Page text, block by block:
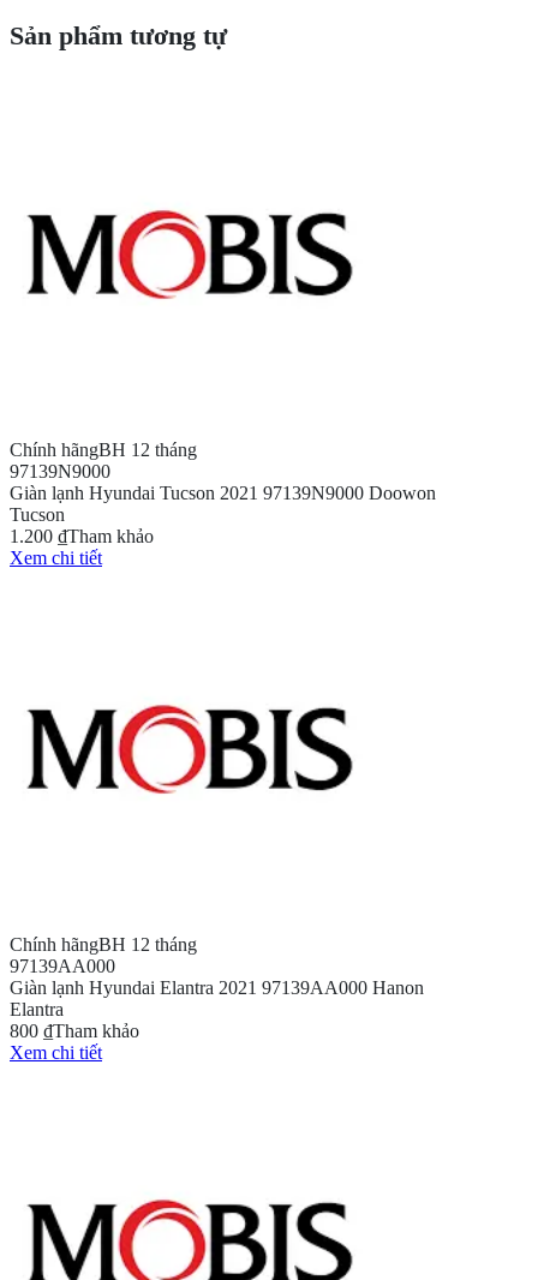
Sản phẩm tương tự
Chính hãngBH 12 tháng
97139N9000
Giàn lạnh Hyundai Tucson 2021 97139N9000 Doowon
Tucson
1.200 ₫Tham khảo
Xem chi tiết
Chính hãngBH 12 tháng
97139AA000
Giàn lạnh Hyundai Elantra 2021 97139AA000 Hanon
Elantra
800 ₫Tham khảo
Xem chi tiết